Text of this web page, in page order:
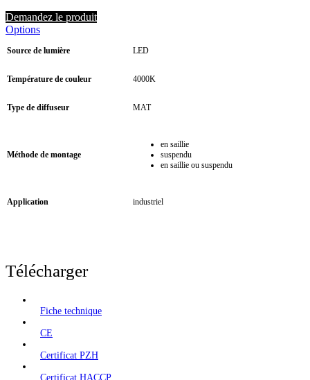
Demandez le produit
Options
Source de lumière LED
Température de couleur 4000K
Type de diffuseur MAT
Méthode de montage
en saillie
suspendu
en saillie ou suspendu
Application industriel
Télécharger
Fiche technique
CE
Certificat PZH
Certificat HACCP